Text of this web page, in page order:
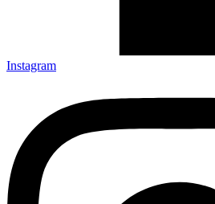
Instagram